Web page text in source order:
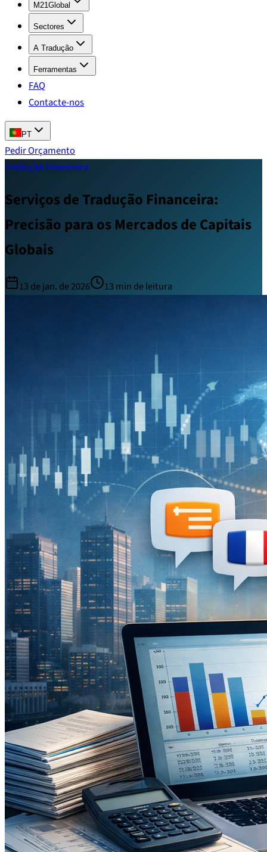
M21Global
Sectores
A Tradução
Ferramentas
FAQ
Contacte-nos
PT
Pedir Orçamento
Tradução Financeira
Serviços de Tradução Financeira:
Precisão para os Mercados de Capitais
Globais
13 de jan. de 2026 13min de leitura